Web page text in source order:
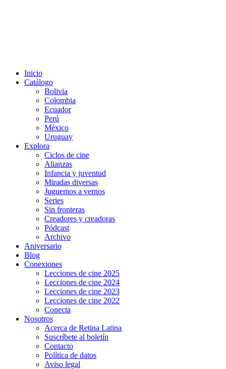
Inicio
Catálogo
Bolivia
Colombia
Ecuador
Perú
México
Uruguay
Explora
Ciclos de cine
Alianzas
Infancia y juventud
Miradas diversas
Juguemos a vernos
Series
Sin fronteras
Creadores y creadoras
Pódcast
Archivo
Aniversario
Blog
Conexiones
Lecciones de cine 2025
Lecciones de cine 2024
Lecciones de cine 2023
Lecciones de cine 2022
Conecta
Nosotros
Acerca de Retina Latina
Suscríbete al boletín
Contacto
Política de datos
Aviso legal